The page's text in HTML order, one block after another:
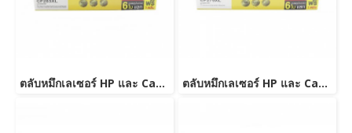
ตลับหมึกเลเซอร์ HP และ Canon รุ่น CF283A JUMBO ตลับหมึกเลเซอร์ HP และ Canon รุ่น CF279A JUMBO